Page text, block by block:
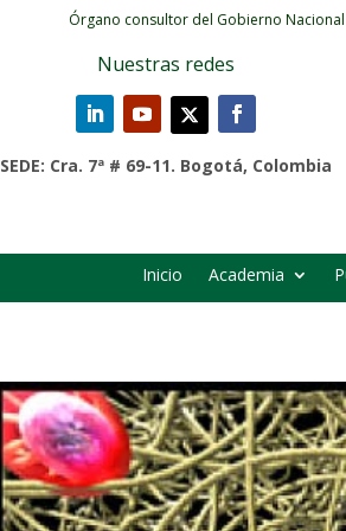
Órgano consultor del Gobierno
Nuestras redes
SEDE: Cra. 7ª # 69-11. Bogotá, Colombia
Inicio Academia